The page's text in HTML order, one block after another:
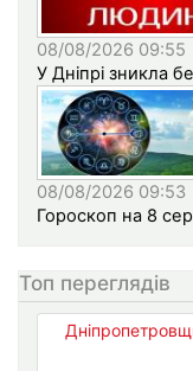
08/08/2026 09:55
У Дніпрі зникла
08/08/2026 09:53
Гороскоп на 8
Топ переглядів